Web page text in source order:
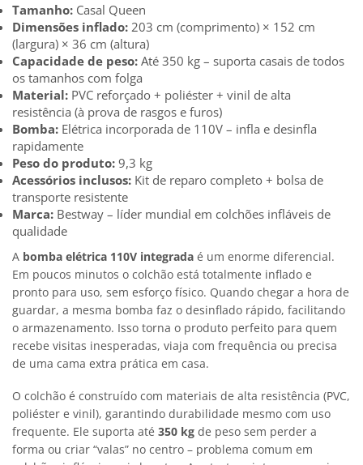
Tamanho: Casal Queen
Dimensões inflado: 203 cm (comprimento) × 152 cm
(largura) × 36 cm (altura)
Capacidade de peso: Até 350 kg – suporta casais de todos
os tamanhos com folga
Material: PVC reforçado + poliéster + vinil de alta
resistência (à prova de rasgos e furos)
Bomba: Elétrica incorporada de 110V – infla e desinfla
rapidamente
Peso do produto: 9,3 kg
Acessórios inclusos: Kit de reparo completo + bolsa de
transporte resistente
Marca: Bestway – líder mundial em colchões infláveis de
qualidade
A bomba elétrica 110V integrada é um enorme diferencial.
Em poucos minutos o colchão está totalmente inflado e
pronto para uso, sem esforço físico. Quando chegar a hora de
guardar, a mesma bomba faz o desinflado rápido, facilitando
o armazenamento. Isso torna o produto perfeito para quem
recebe visitas inesperadas, viaja com frequência ou precisa
de uma cama extra prática em casa.
O colchão é construído com materiais de alta resistência (PVC,
poliéster e vinil), garantindo durabilidade mesmo com uso
frequente. Ele suporta até 350 kg de peso sem perder a
forma ou criar “valas” no centro – problema comum em